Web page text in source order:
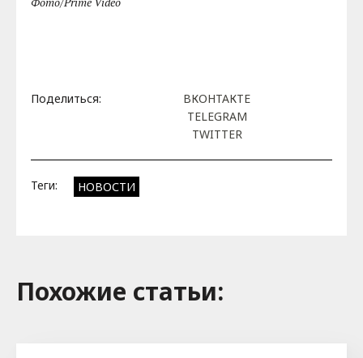
Поделиться:
ВКОНТАКТЕ
TELEGRAM
TWITTER
Теги: НОВОСТИ
Похожие cтатьи: